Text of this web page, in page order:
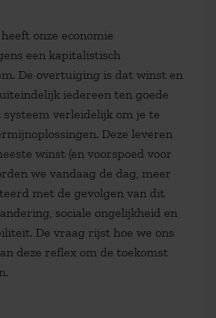
onze economie
een kapitalistisch
De overtuiging is dat winst en
iedereen ten goede
verleidelijk om je te
Deze leveren
winst (en voorspoed voor
we vandaag de dag, meer
met de gevolgen van dit
sociale ongelijkheid en
De vraag rijst hoe we ons
deze reflex om de toekomst